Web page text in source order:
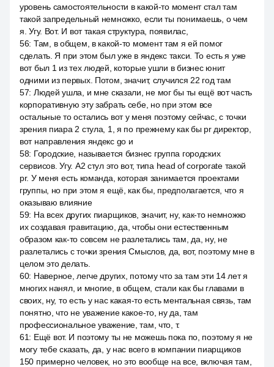
уровень самостоятельности в какой-то момент стал там
такой запредельный немножко, если ты понимаешь, о чем
я. Угу. Вот. И вот такая структура, появилас,
56: Там, в общем, в какой-то момент там я ей помог
сделать. Я при этом был уже в яндекс такси. То есть я уже
вот был 1 из тех людей, которые ушли в бизнес юнит
одними из первых. Потом, значит, случился 22 год там
57: Людей ушла, и мне сказали, не мог бы ты ещё вот часть
корпоративную эту забрать себе, но при этом все
остальные то остались вот у меня поэтому сейчас, с точки
зрения пиара 2 стула, 1, я по прежнему как бы pr директор,
вот направления яндекс go и
58: Городские, называется бизнес группа городских
сервисов. Угу. A2 стул это вот, типа head of corporate такой
pr. У меня есть команда, которая занимается проектами
группы, но при этом я ещё, как бы, предполагается, что я
оказываю влияние
59: На всех других пиарщиков, значит, ну, как-то немножко
их создавая гравитацию, да, чтобы они естественным
образом как-то совсем не разлетались там, да, ну, не
разлетались с точки зрения Смыслов, да, вот, поэтому мне в
целом это делать.
60: Наверное, легче других, потому что за там эти 14 лет я
многих нанял, и многие, в общем, стали как бы главами в
своих, ну, то есть у нас какая-то есть ментальная связь, там
понятно, что не уважение какое-то, ну да, там
профессиональное уважение, там, что, т.
61: Ещё вот. И поэтому ты не можешь пока по, поэтому я не
могу тебе сказать, да, у нас всего в компании пиарщиков
150 примерно человек, но это вообще на все, включая там,